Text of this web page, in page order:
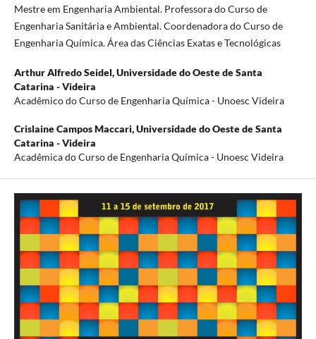
Mestre em Engenharia Ambiental. Professora do Curso de
Engenharia Sanitária e Ambiental. Coordenadora do Curso de
Engenharia Química. Área das Ciências Exatas e Tecnológicas
Arthur Alfredo Seidel,Universidade do Oeste de Santa
Catarina - Videira
Acadêmico do Curso de Engenharia Química - Unoesc Videira
Crislaine Campos Maccari,Universidade do Oeste de Santa
Catarina - Videira
Acadêmica do Curso de Engenharia Química - Unoesc Videira